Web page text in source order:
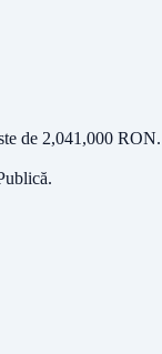
de 2,041,000 RON.
.